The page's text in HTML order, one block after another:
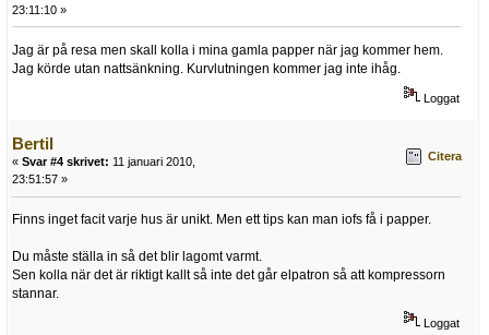
23:11:10 »
Jag är på resa men skall kolla i mina gamla papper när jag kommer hem.
Jag körde utan nattsänkning. Kurvlutningen kommer jag inte ihåg.
Loggat
Bertil
« Svar #4 skrivet: 11 januari 2010,
23:51:57 »
Citera
Finns inget facit varje hus är unikt. Men ett tips kan man iofs få i papper.
Du måste ställa in så det blir lagomt varmt.
Sen kolla när det är riktigt kallt så inte det går elpatron så att kompressorn
stannar.
Loggat